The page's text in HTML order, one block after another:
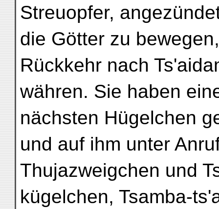
Streuopfer,
die Götter zu
Rückkehr nach
währen. Sie haben
nächsten Hügelchen
und auf ihm unter
Thujazweigchen und
kügelchen, Tsamba-